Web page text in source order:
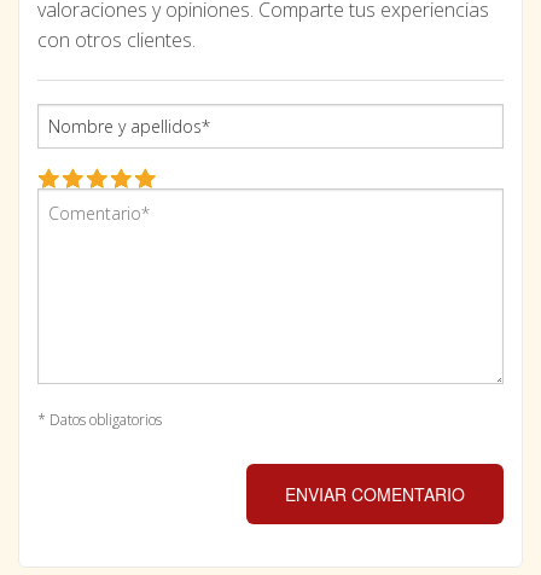
valoraciones y opiniones. Comparte tus experiencias
con otros clientes.
* Datos obligatorios
ENVIAR COMENTARIO